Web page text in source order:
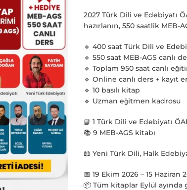
2027 Türk Dili ve Edebiyatı
hazırlanın, 550 saatlik MEB-
🔹 400 saat Türk Dili ve
🔹 550 saat MEB-AGS canlı
🔹 Toplam 950 saat canlı
🔹 Online canlı ders + kayıt
🔹 10 basılı kitap
🔹 Uzman eğitmen kadrosu
📘 1 Türk Dili ve Edebiyatı
📚 9 MEB-AGS kitabı
📖 Yeni Türk Dili, Halk
📅 19 Ekim 2026 – 15 Haziran
📦 Tüm kitaplar Eylül